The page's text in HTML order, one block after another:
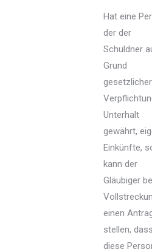
Hat eine
der der
Schuldner
Grund
gesetzlicher
Unterhalt
gewährt,
Einkünfte,
kann der
Gläubiger
einen
stellen, dass
diese